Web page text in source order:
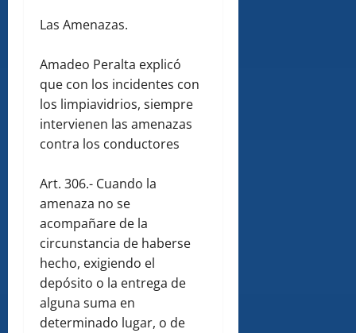
Las Amenazas.
Amadeo Peralta explicó
que con los incidentes con
los limpiavidrios, siempre
intervienen las amenazas
contra los conductores
Art. 306.- Cuando la
amenaza no se
acompañare de la
circunstancia de haberse
hecho, exigiendo el
depósito o la entrega de
alguna suma en
determinado lugar, o de